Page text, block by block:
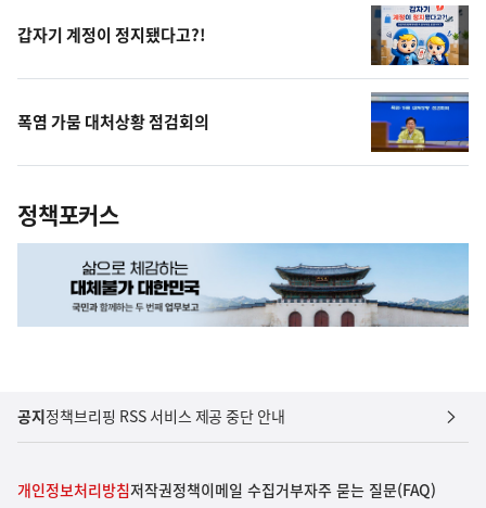
갑자기 계정이 정지됐다고?!
폭염 가뭄 대처상황 점검회의
정책포커스
공지정책브리핑 RSS 서비스 제공 중단 안내
개인정보처리방침저작권정책이메일 수집거부자주 묻는 질문(FAQ)